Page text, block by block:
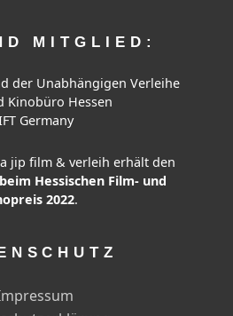
MITGLIED:
der Unabhängigen Verleihe
Kinobüro Hessen
Germany
jip film & verleih erhält den
Hessischen Film- und
2022.